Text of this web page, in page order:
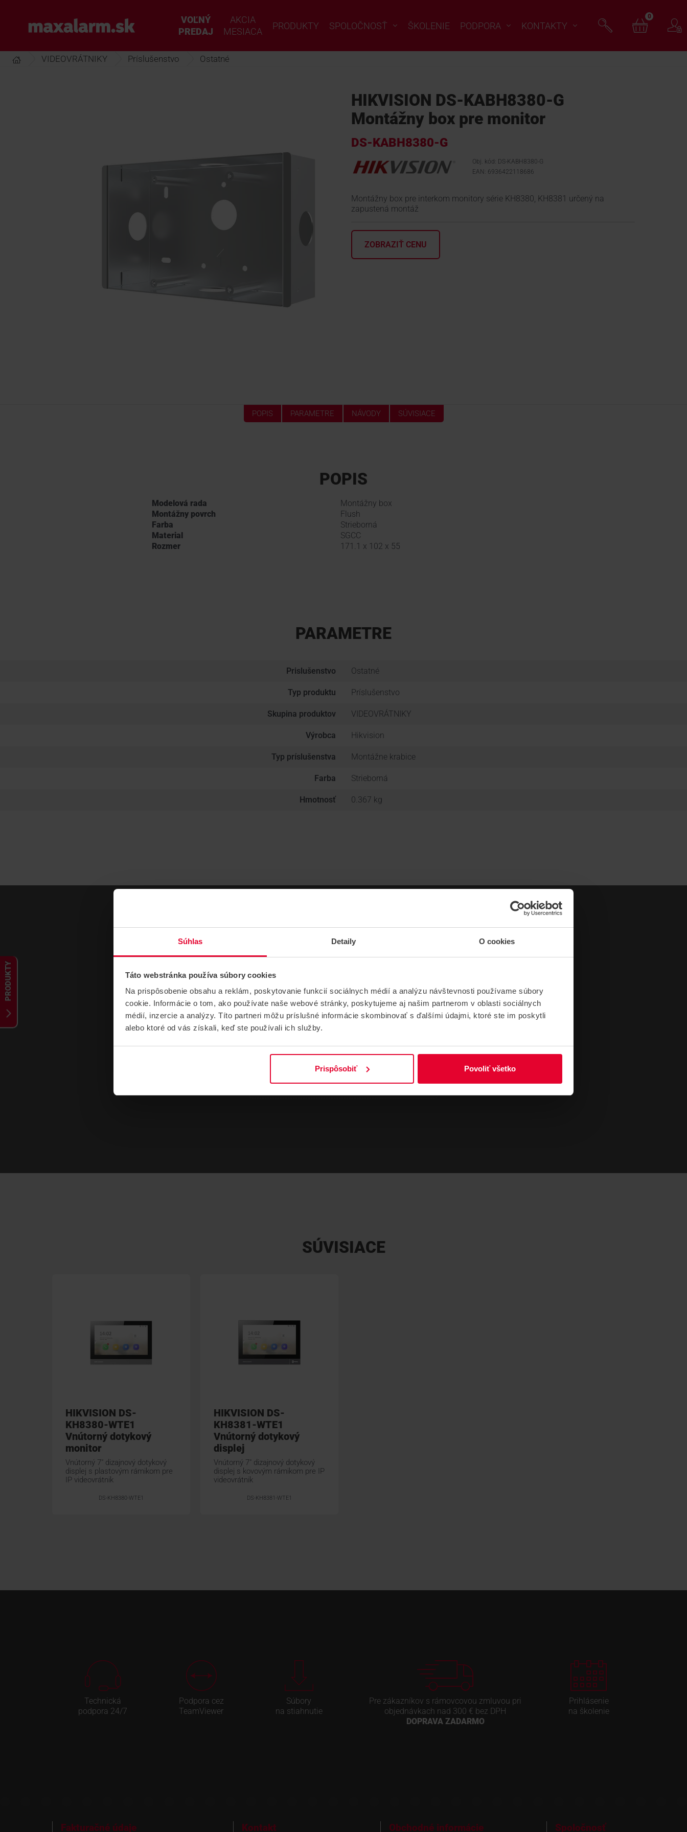
Súhlas Detaily O cookies
Táto webstránka používa súbory cookies
Na prispôsobenie obsahu a reklám, poskytovanie funkcií sociálnych médií a analýzu návštevnosti používame súbory
cookie. Informácie o tom, ako používate naše webové stránky, poskytujeme aj našim partnerom v oblasti sociálnych
médií, inzercie a analýzy. Títo partneri môžu príslušné informácie skombinovať s ďalšími údajmi, ktoré ste im poskytli
alebo ktoré od vás získali, keď ste používali ich služby.
Prispôsobiť Povoliť všetko
PRODUKTY
hlavnému
www.maxalarm.sk
VOĽNÝ
PREDAJ
AKCIA
MESIACA
PRODUKTY SPOLOČNOSŤ ŠKOLENIE PODPORA KONTAKTY
0
VIDEOVRÁTNIKY Príslušenstvo Ostatné
HIKVISION DS-KABH8380-G
Montážny box pre monitor
DS-KABH8380-G
Obj. kód: DS-KABH8380-G
EAN: 6936422118686
Montážny box pre interkom monitory série KH8380, KH8381 určený na
zapustená montáž
ZOBRAZIŤ CENU
POPIS PARAMETRE NÁVODY SÚVISIACE
POPIS
Modelová rada
Montážny box
Montážny povrch
Flush
Farba
Strieborná
Material
SGCC
Rozmer
171.1 x 102 x 55
PARAMETRE
Prislušenstvo Ostatné
Typ produktu Príslušenstvo
Skupina produktov VIDEOVRÁTNIKY
Výrobca Hikvision
Typ príslušenstva Montážne krabice
Farba Strieborná
Hmotnosť 0.367 kg
NÁVODY A PODPORA
HIKVISION DS-KABH8380-G Datasheet
SÚVISIACE
HIKVISION DS-
KH8380-WTE1
Vnútorný dotykový
monitor
Vnútorný 7" dizajnový dotykový
displej s plastovým rámikom pre
IP videovrátnik
DS-KH8380-WTE1
HIKVISION DS-
KH8381-WTE1
Vnútorný dotykový
displej
Vnútorný 7" dizajnový dotykový
displej s kovovým rámikom pre IP
videovrátnik
DS-KH8381-WTE1
Technická
podpora 24/7
Podpora cez
TeamViewer
Súbory
na stiahnutie
Pre zákazníkov s rámovcovou zmluvou pri
objednávkach nad 300 € bez DPH
DOPRAVA ZADARMO
Prihlásenie
na školenie
Fakturačné údaje Kontakt Obchodné informácie Spoločnosť